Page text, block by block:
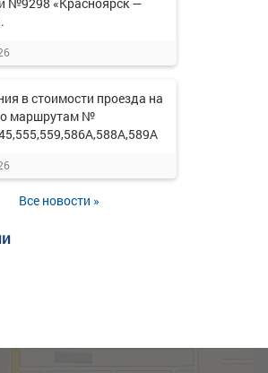
в стоимости проезда на
маршрутам №
Все новости »